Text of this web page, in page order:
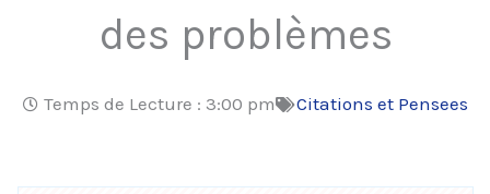
des problèmes
Temps de Lecture : 3:00 pm Citations et Pensees